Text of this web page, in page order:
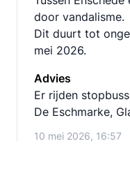
door vandalisme.
Dit duurt tot
mei 2026.
Advies
Er rijden
De Eschmarke,
10 mei 2026, 16:57